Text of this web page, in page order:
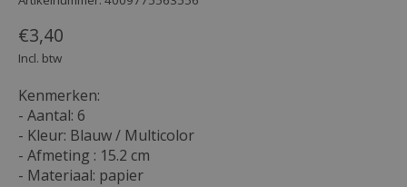
€3,40
Incl. btw
Kenmerken:
- Aantal: 6
- Kleur: Blauw / Multicolor
- Afmeting : 15.2 cm
- Materiaal: papier